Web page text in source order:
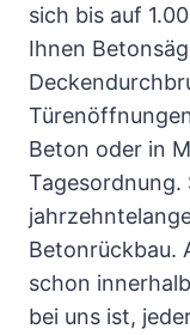
sich bis auf
Ihnen
Beton oder in
Betonrückbau.
schon
bei uns ist,